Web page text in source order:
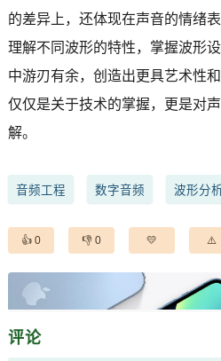
的差异上，还体现在声音的情绪
理解不同波形的特性，掌握波形
中游刃有余，创造出更具艺术性
仅仅是关于技术的掌握，更是对
解。
音频工程 数字音频 波形分
0 0
评论